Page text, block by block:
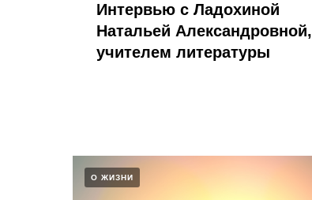
Интервью с Ладохиной
Натальей Александровной,
учителем литературы​
О ЖИЗНИ